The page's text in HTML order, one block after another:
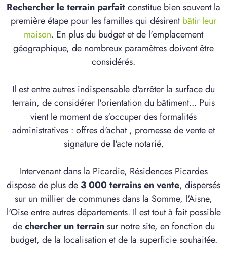
Rechercher le terrain parfaitconstitue bien souvent la
première étape pour les familles qui désirentbâtir leur
maison. En plus du budget et de l'emplacement
géographique, de nombreux paramètres doivent être
considérés.
Il est entre autres indispensable d'arrêter la surface du
terrain, de considérer l'orientation du bâtiment... Puis
vient le moment de s'occuper des formalités
administratives : offres d'achat , promesse de vente et
signature de l'acte notarié.
Intervenant dans la Picardie, Résidences Picardes
dispose de plus de 3 000 terrains en vente, dispersés
sur un millier de communes dans la Somme, l'Aisne,
l'Oise entre autres départements. Il est tout à fait possible
dechercher un terrainsur notre site, en fonction du
budget, de la localisation et de la superficie souhaitée.